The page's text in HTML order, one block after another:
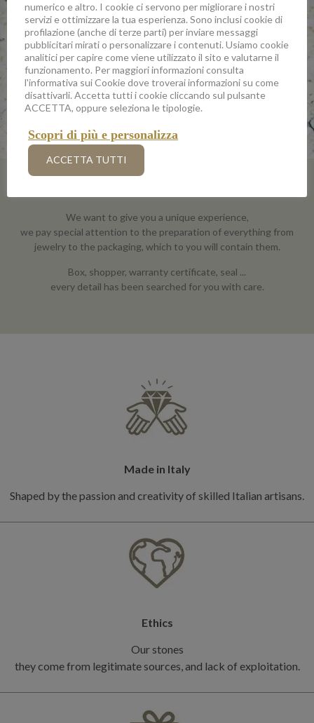
We want to give you a unique experience,
we pay special attention to the preparation of everything from
jewelry to the packaging, which to you will contain them.
Box, shopper, warranty certificate, seal ...
every detail has been searched for you with care.
Made in Italy
Shaped by the passion and creativity of skilled Italian artisans.
Ethics
Our stones
they come from legitimate sources, and lack of exploitation.
numerico e altro. I cookie ci servono per migliorare i nostri
servizi e ottimizzare la tua esperienza. Sono inclusi cookie di
profilazione (anche di terze parti) per inviare messaggi
pubblicitari mirati o personalizzare i contenuti. Usiamo cookie
analitici per capire come viene utilizzato il sito e valutarne il
funzionamento. Per maggiori informazioni consulta
l'informativa sui Cookie dove troverai informazioni su come
disattivarli. Accetta tutti i cookie cliccando sul pulsante
ACCETTA, oppure seleziona le tipologie.
Scopri di più e personalizza
ACCETTA TUTTI